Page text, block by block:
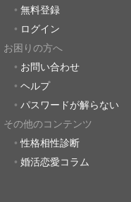
無料登録
ログイン
お困りの方へ
お問い合わせ
ヘルプ
パスワードが解らない
その他のコンテンツ
性格相性診断
婚活恋愛コラム